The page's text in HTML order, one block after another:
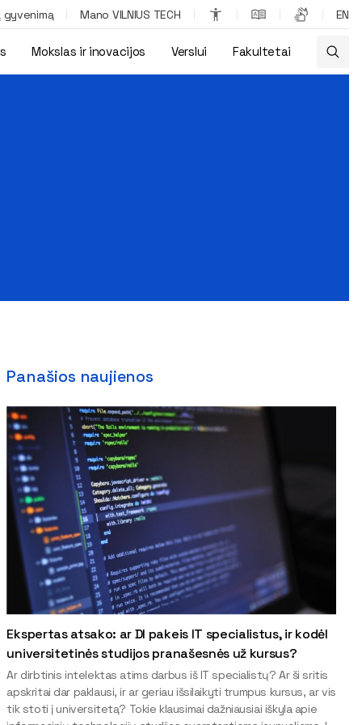
gyvenimą Mano VILNIUS TECH EN
Mokslas ir inovacijos Verslui Fakultetai
Panašios naujienos
Ekspertas atsako: ar DI pakeis IT specialistus, ir kodėl
universitetinės studijos pranašesnės už kursus?
Ar dirbtinis intelektas atims darbus iš IT specialistų? Ar ši sritis
apskritai dar paklausi, ir ar geriau išsilaikyti trumpus kursus, ar vis
tik stoti į universitetą? Tokie klausimai dažniausiai iškyla apie